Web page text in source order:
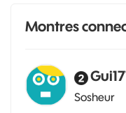
Montres
Sosheur